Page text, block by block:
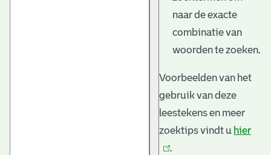
naar de exacte
combinatie van
woorden te zoeken.
Voorbeelden van het
gebruik van deze
leestekens en meer
zoektips vindt u hier
.